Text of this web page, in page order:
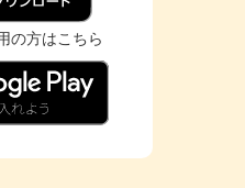
の方はこちら